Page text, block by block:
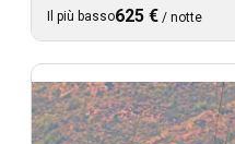
Il più basso625 € / notte